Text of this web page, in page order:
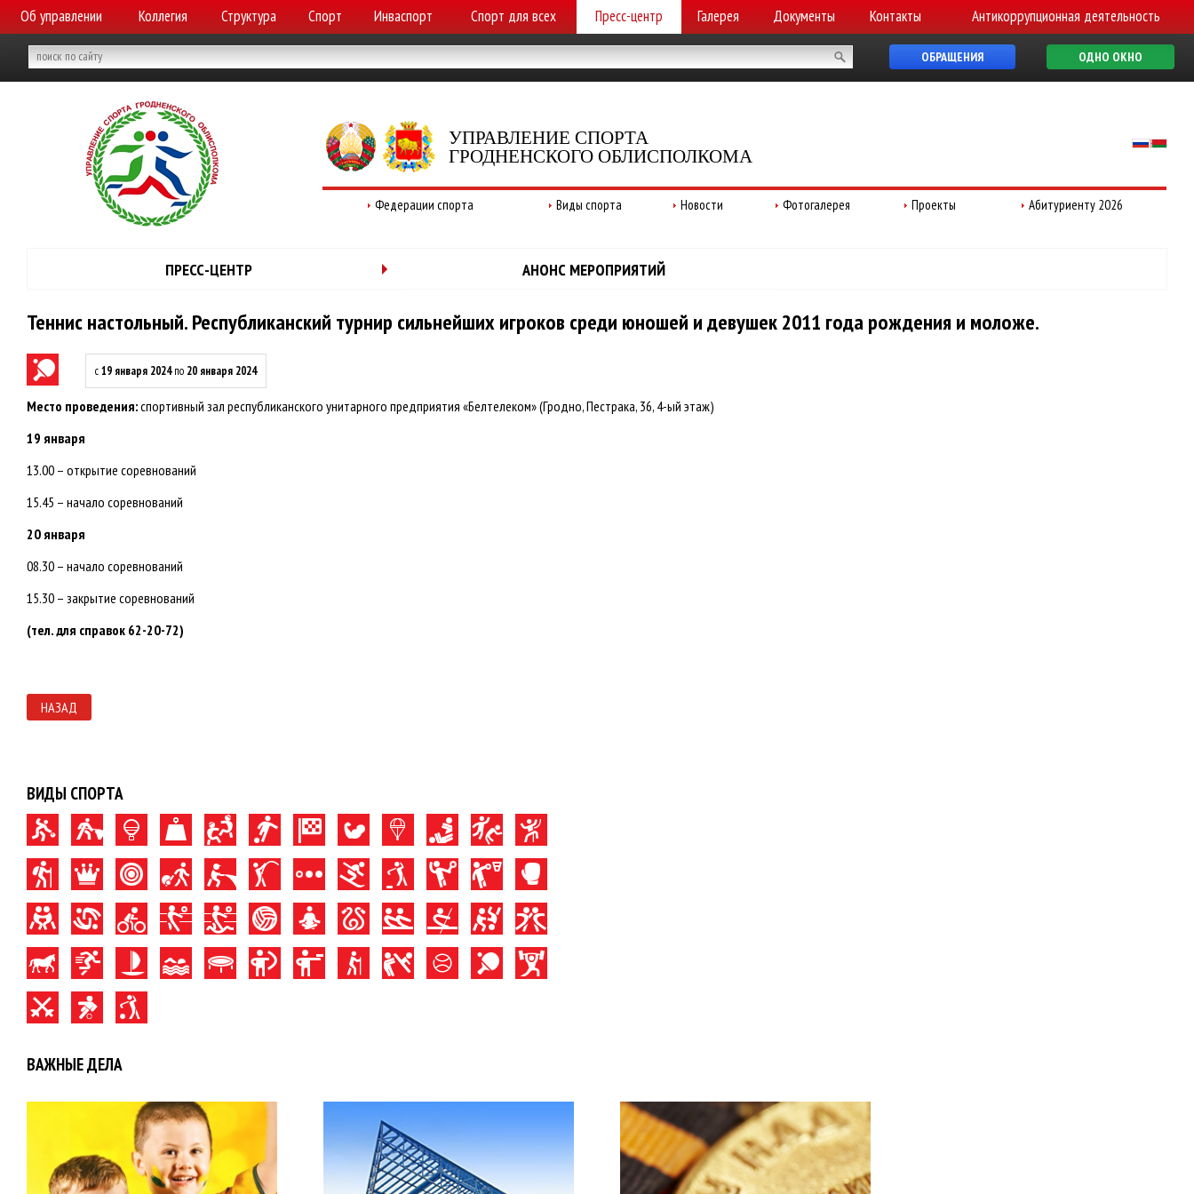
Об управлении Коллегия Структура Спорт Инваспорт Спорт для всех Пресс-центр Галерея Документы Контакты Антикоррупционная деятельность
ОБРАЩЕНИЯ ОДНО ОКНО
УПРАВЛЕНИЕ СПОРТА
ГРОДНЕНСКОГО ОБЛИСПОЛКОМА
Федерации спорта Виды спорта Новости Фотогалерея Проекты Абитуриенту 2026
ПРЕСС-ЦЕНТР АНОНС МЕРОПРИЯТИЙ
Теннис настольный. Республиканский турнир сильнейших игроков среди юношей и девушек 2011 года рождения и моложе.
с19 января 2024по 20 января 2024
Место проведения:спортивный зал республиканского унитарного предприятия «Белтелеком» (Гродно, Пестрака, 36, 4-ый этаж)
19 января
13.00 – открытие соревнований
15.45 – начало соревнований
20 января
08.30 – начало соревнований
15.30 – закрытие соревнований
(тел. для справок 62-20-72)
НАЗАД
ВИДЫ СПОРТА
ВАЖНЫЕ ДЕЛА